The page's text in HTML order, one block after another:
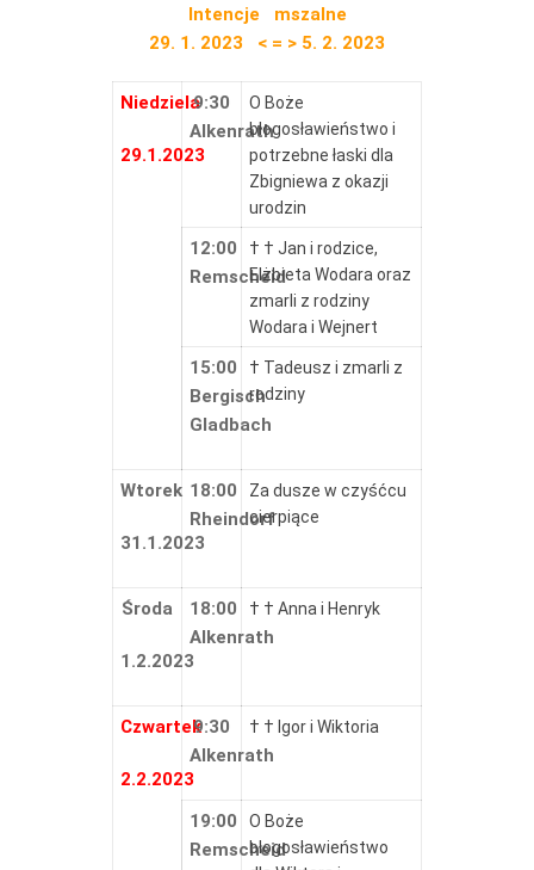
Intencje mszalne
29. 1. 2023 < = > 5. 2. 2023
Niedziela
29.1.2023
9:30
Alkenrath
O Boże
błogosławieństwo i
potrzebne łaski dla
Zbigniewa z okazji
urodzin
12:00
Remscheid
† † Jan i rodzice,
Elżbieta Wodara oraz
zmarli z rodziny
Wodara i Wejnert
15:00
Bergisch
Gladbach
† Tadeusz i zmarli z
rodziny
Wtorek
31.1.2023
18:00
Rheindorf
Za dusze w czyśćcu
cierpiące
Środa
1.2.2023
18:00
Alkenrath
† † Anna i Henryk
Czwartek
2.2.2023
9:30
Alkenrath
† † Igor i Wiktoria
19:00
Remscheid
O Boże
błogosławieństwo